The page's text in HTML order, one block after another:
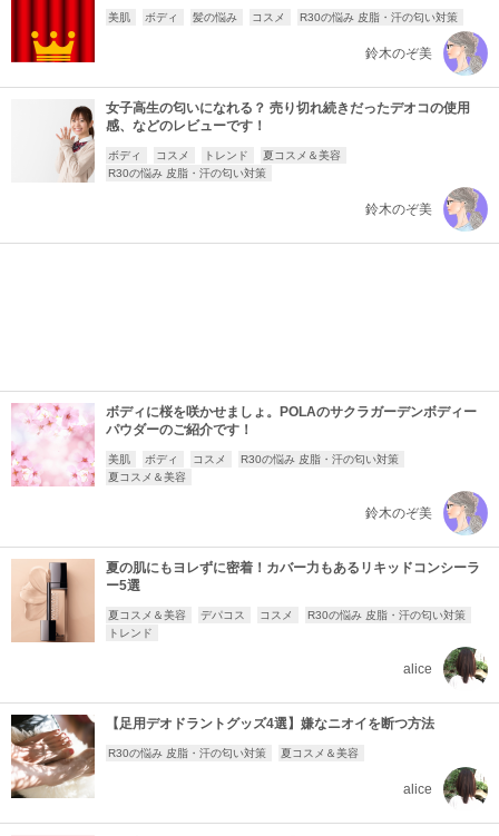
美肌 ボディ 髪の悩み コスメ R30の悩み 皮脂・汗の匂い対策
鈴木のぞ美
女子高生の匂いになれる？ 売り切れ続きだったデオコの使用
感、などのレビューです！
ボディ コスメ トレンド
夏コスメ＆美容
R30の悩み 皮脂・汗の匂い対策
鈴木のぞ美
ボディに桜を咲かせましょ。POLAのサクラガーデンボディー
パウダーのご紹介です！
美肌 ボディ コスメ
R30の悩み 皮脂・汗の匂い対策
夏コスメ＆美容
鈴木のぞ美
夏の肌にもヨレずに密着！カバー力もあるリキッドコンシーラ
ー5選
夏コスメ＆美容 デパコス コスメ
R30の悩み 皮脂・汗の匂い対策
トレンド
alice
【足用デオドラントグッズ4選】嫌なニオイを断つ方法
R30の悩み 皮脂・汗の匂い対策 夏コスメ＆美容
alice